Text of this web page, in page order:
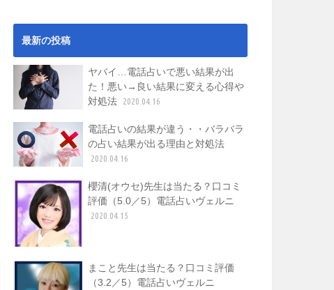
最新の投稿
ヤバイ…電話占いで悪い結果が出
た！悪い→良い結果に変える心得や
対処法
2020.04.16
電話占いの結果が違う・・バラバラ
の占い結果が出る理由と対処法
2020.04.16
櫻清(オウセ)先生は当たる？口コミ
評価（5.0／5）電話占いヴェルニ
2020.04.15
まこと先生は当たる？口コミ評価
（3.2／5）電話占いヴェルニ